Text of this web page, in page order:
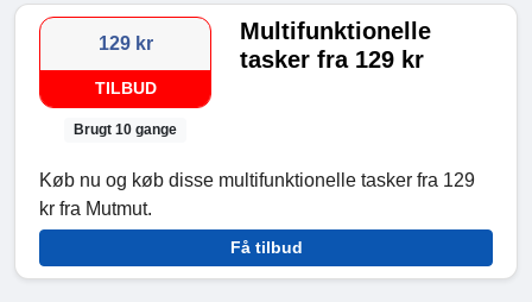
129 kr
TILBUD
Brugt 10 gange
Multifunktionelle
tasker fra 129 kr
Køb nu og køb disse multifunktionelle tasker fra 129
kr fra Mutmut.
Få tilbud